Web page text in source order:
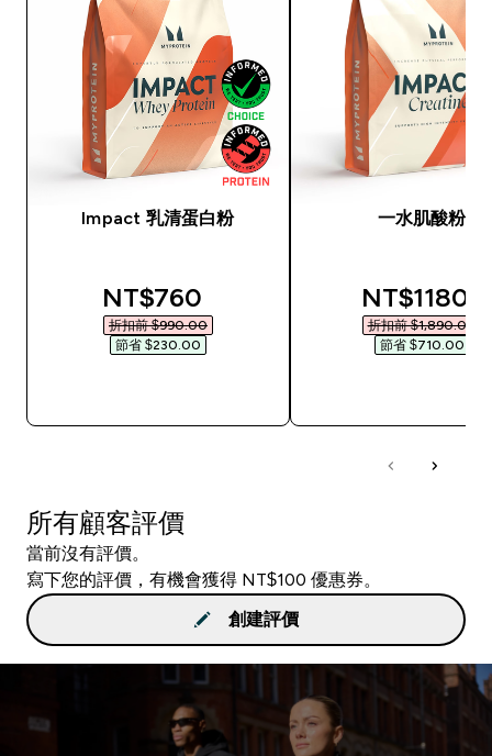
Impact 乳清蛋白粉
discounted price
NT$760‎
折扣前 $990.00‎
節省 $230.00‎
一水肌酸粉
NT$1180‎
折扣前 $1,890.00‎
節省 $710.00‎
所有顧客評價
當前沒有評價。
寫下您的評價，有機會獲得 NT$100 優惠券。
創建評價